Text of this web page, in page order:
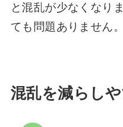
と混乱が少なくなり
ても問題ありません。
混乱を減らし